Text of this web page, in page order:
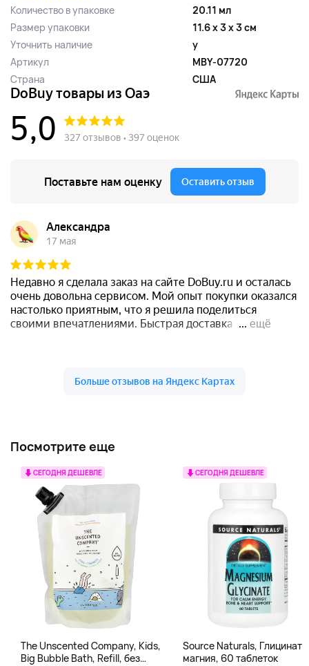
Количество в упаковке
20.11 мл
Размер упаковки
11.6 x 3 x 3 см
Уточнить наличие
y
Артикул
MBY-07720
Страна
США
Посмотрите еще
СЕГОДНЯ ДЕШЕВЛЕ
The Unscented Company, Kids,
Big Bubble Bath, Refill, без
СЕГОДНЯ ДЕШЕВЛЕ
Source Naturals, Глицинат
магния, 60 таблеток